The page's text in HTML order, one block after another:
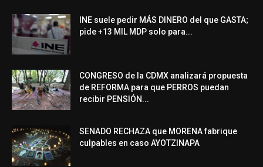
INE suele pedir MÁS DINERO del que GASTA;
pide +13 MIL MDP solo para...
CONGRESO de la CDMX analizará propuesta
de REFORMA para que PERROS puedan
recibir PENSIÓN...
SENADO RECHAZA que MORENA fabrique
culpables en caso AYOTZINAPA